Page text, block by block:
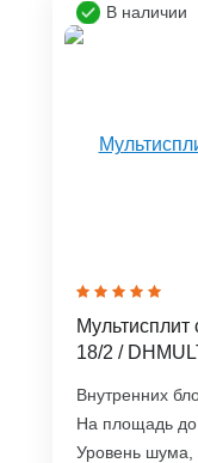
В наличии
18/2 /
Внутренних
На площадь
Уровень шума,